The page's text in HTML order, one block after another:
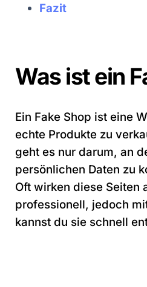
Fazit
Was ist ein
Ein Fake Shop ist eine
echte Produkte zu
geht es nur darum, an
persönlichen Daten zu
Oft wirken diese Seiten
professionell, jedoch
kannst du sie schnell